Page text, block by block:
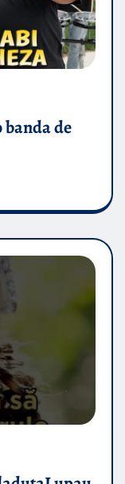
banda de